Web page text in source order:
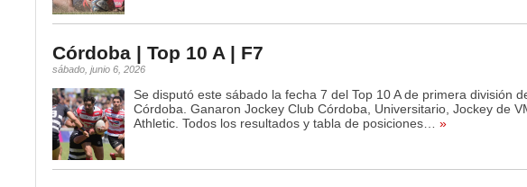
Córdoba | Top 10 A | F7
sábado, junio 6, 2026
Se disputó este sábado la fecha 7 del Top 10 A de primera división
Córdoba. Ganaron Jockey Club Córdoba, Universitario, Jockey de
Athletic. Todos los resultados y tabla de posiciones…
»